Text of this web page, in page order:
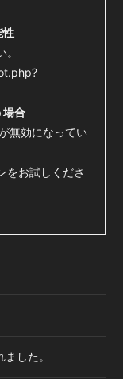
性
場合
無効になってい
をお試しくださ
した。